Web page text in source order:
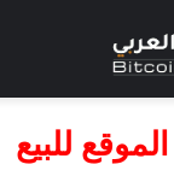
الموقع للبيع